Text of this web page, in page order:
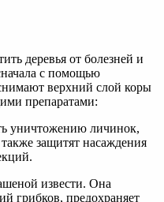
деревья от болезней и
с помощью
верхний слой коры
препаратами:
уничтожению личинок,
защитят насаждения
извести. Она
грибков, предохраняет